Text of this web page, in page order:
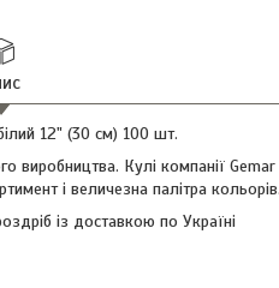
12" (30 см) 100 шт.
виробництва. Кулі компанії
і величезна палітра
із доставкою по Україні